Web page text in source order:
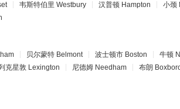
韦斯特伯里 Westbury 汉普顿 Hampton 小颈
贝尔蒙特 Belmont 波士顿市 Boston 牛顿
克星敦 Lexington 尼德姆 Needham 布朗